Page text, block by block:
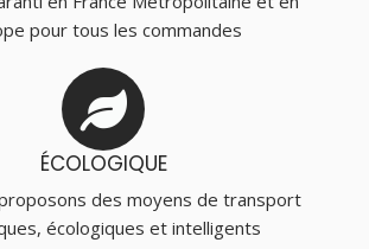
pour tous les commandes
ÉCOLOGIQUE
des moyens de transport
écologiques et intelligents